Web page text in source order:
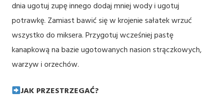
dnia ugotuj zupę innego dodaj mniej wody i ugotuj
potrawkę. Zamiast bawić się w krojenie sałatek wrzuć
wszystko do miksera. Przygotuj wcześniej pastę
kanapkową na bazie ugotowanych nasion strączkowych,
warzyw i orzechów.
JAK PRZESTRZEGAĆ?